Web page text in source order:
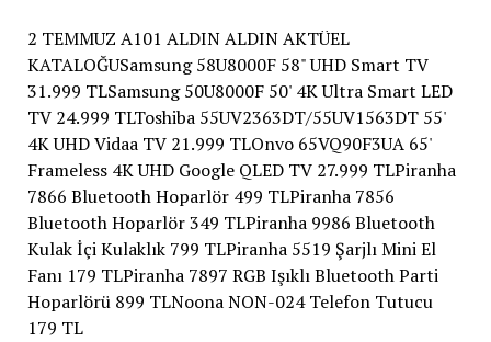
2 TEMMUZ A101 ALDIN ALDIN AKTÜEL
KATALOĞUSamsung 58U8000F 58" UHD Smart TV
31.999 TLSamsung 50U8000F 50' 4K Ultra Smart LED
TV 24.999 TLToshiba 55UV2363DT/55UV1563DT 55'
4K UHD Vidaa TV 21.999 TLOnvo 65VQ90F3UA 65'
Frameless 4K UHD Google QLED TV 27.999 TLPiranha
7866 Bluetooth Hoparlör 499 TLPiranha 7856
Bluetooth Hoparlör 349 TLPiranha 9986 Bluetooth
Kulak İçi Kulaklık 799 TLPiranha 5519 Şarjlı Mini El
Fanı 179 TLPiranha 7897 RGB Işıklı Bluetooth Parti
Hoparlörü 899 TLNoona NON-024 Telefon Tutucu
179 TL